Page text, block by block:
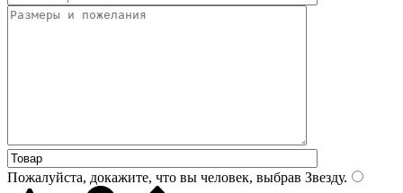
Пожалуйста, докажите, что вы человек, выбрав Звезду.